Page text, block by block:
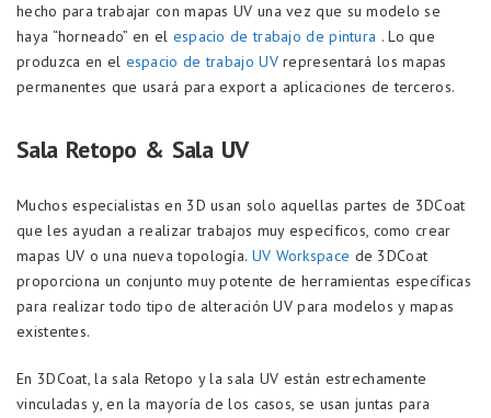
hecho para trabajar con mapas UV una vez que su modelo se
haya “horneado” en el espacio de trabajo de pintura . Lo que
produzca en el espacio de trabajo UVrepresentará los mapas
permanentes que usará para export a aplicaciones de terceros.
Sala Retopo & Sala UV
Muchos especialistas en 3D usan solo aquellas partes de 3DCoat
que les ayudan a realizar trabajos muy específicos, como crear
mapas UV o una nueva topología. UV Workspace de 3DCoat
proporciona un conjunto muy potente de herramientas específicas
para realizar todo tipo de alteración UV para modelos y mapas
existentes.
En 3DCoat, la sala Retopo y la sala UV están estrechamente
vinculadas y, en la mayoría de los casos, se usan juntas para